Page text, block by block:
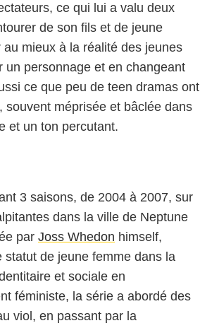
ce qui lui a valu deux
de son fils et de jeune
mieux à la réalité des jeunes
personnage et en changeant
ce que peu de teen dramas ont
méprisée et bâclée dans
et un ton percutant.
3 saisons, de 2004 à 2007, sur
dans la ville de Neptune
par Joss Whedon himself,
de jeune femme dans la
et sociale en
féministe, la série a abordé des
viol, en passant par la